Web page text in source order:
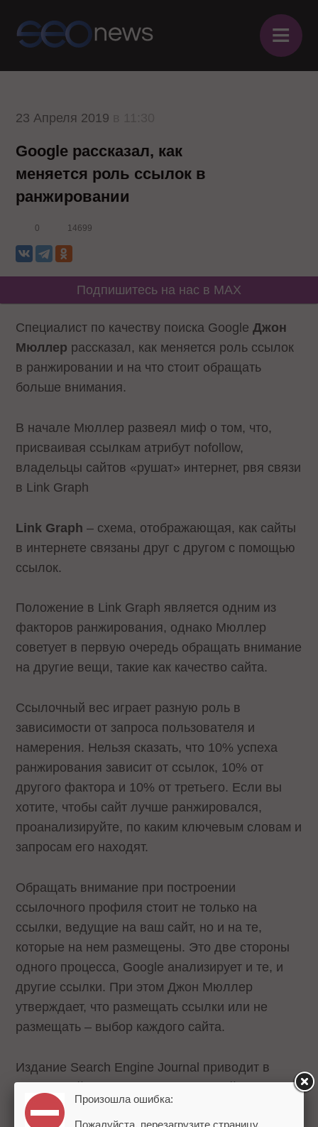
≡
23 Апреля 2019
Google рассказал, как
меняется роль ссылок в
ранжировании
0 14699
Подпишитесь на нас в MAX
Специалист по качеству поиска GoogleДжон
Мюллер рассказал, как меняется роль ссылок
в ранжировании и на что стоит обращать
больше внимания.
В начале Мюллер развеял миф о том, что,
присваивая ссылкам атрибут nofollow,
владельцы сайтов «рушат» интернет, рвя связи
в Link Graph
Link Graph – схема, отображающая, как сайты
в интернете связаны друг с другом с помощью
ссылок.
Положение в Link Graph является одним из
факторов ранжирования, однако Мюллер
советует в первую очередь обращать внимание
на другие вещи, такие как качество сайта.
Ссылочный вес играет разную роль в
зависимости от запроса пользователя и
намерения. Нельзя сказать, что 10% успеха
ранжирования зависит от ссылок, 10% от
другого фактора и 10% от третьего. Если вы
хотите, чтобы сайт лучше ранжировался,
проанализируйте, по каким ключевым словам и
запросам его находят.
Обращать внимание при построении
ссылочного профиля стоит не только на
ссылки, ведущие на ваш сайт, но и на те,
которые на нем размещены. Это две стороны
одного процесса, Google анализирует и те, и
другие ссылки. При этом Джон Мюллер
утверждает, что размещать ссылки или не
размещать – выбор каждого сайта.
Издание Search Engine Journal приводит в
пример сайт Huffington Post, который летом
2018 года начал закрывать ссылки атрибутом
Произошла ошибка:
Пожалуйста, перезагрузите страницу.